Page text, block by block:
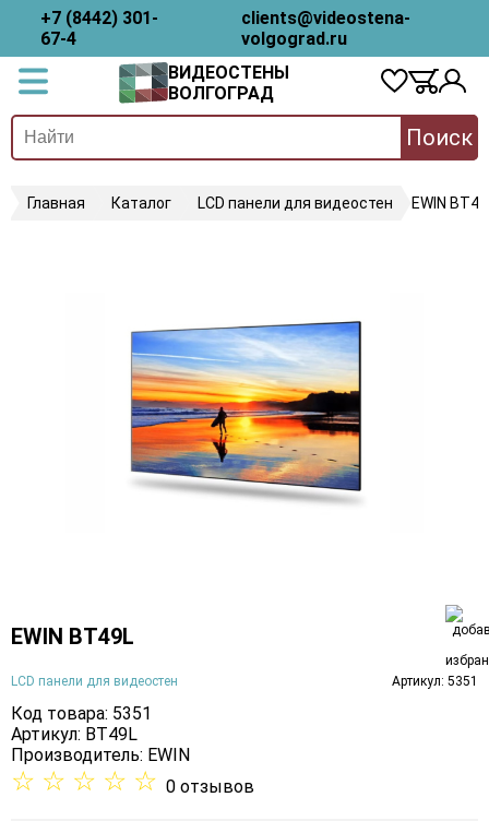
+7 (8442) 301-
67-4
clients@videostena-
volgograd.ru
ВИДЕОСТЕНЫ
ВОЛГОГРАД
Поиск
Главная Каталог LCD панели для видеостен EWIN
EWIN BT49L
LCD панели для видеостен Артикул: 5351
Код товара: 5351
Артикул: BT49L
Производитель: EWIN
☆ ☆ ☆ ☆ ☆ 0 отзывов